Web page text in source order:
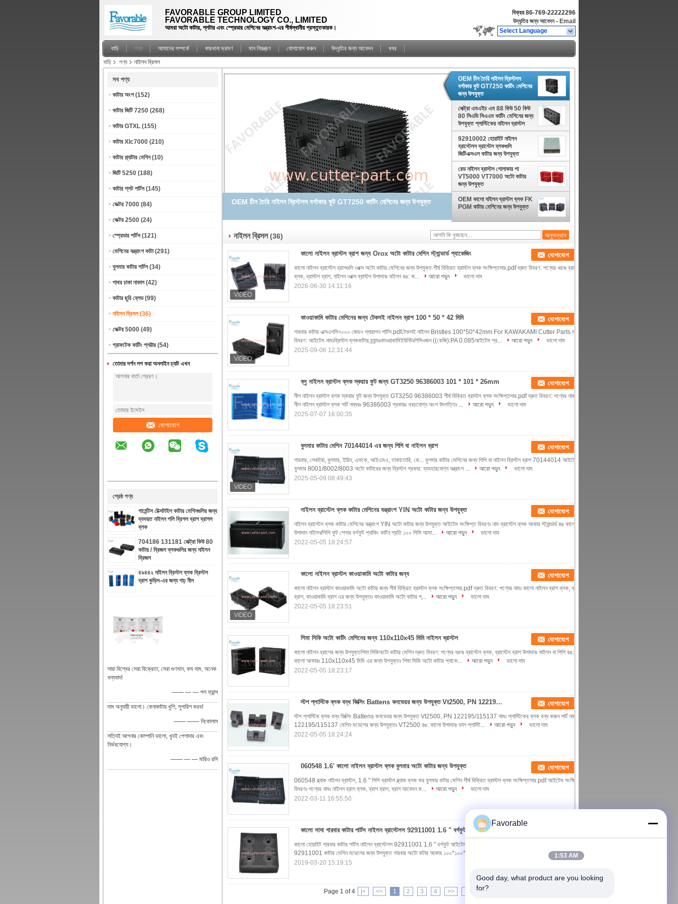
FAVORABLE GROUP LIMITED
FAVORABLE TECHNOLOGY CO., LIMITED
আমরা অটো কাটার, প্লটার এবং স্প্রেডার মেশিনের যন্ত্রাংশ-এর শীর্ষস্থানীয় প্রস্তুতকারক।
বিক্রয়86-769-22222296
উদ্ধৃতির জন্য আবেদন - Email
Select Language
বাড়ি পণ্য আমাদের সম্পর্কে কারখানা ভ্রমণ মান নিয়ন্ত্রণ যোগাযোগ করুন উদ্ধৃতির জন্য আবেদন
খবর
বাড়ি
পণ্য নাইলন ব্রিসল
সব পণ্য
কাটার অংশ (152)
কাটার জিটি 7250 (268)
কাটার GTXL (155)
কাটার Xlc7000 (210)
কাটার প্ল্যাটার মেশিন (10)
জিটি 5250 (188)
কাটার প্লট পার্টস (145)
ভেক্টর 7000 (84)
ভেক্টর 2500 (24)
স্প্রেডার পার্টস (121)
মেশিনের যন্ত্রাংশ কাটা (291)
বুলমার কাটার পার্টস (34)
পাথর চাকা নাকাল (42)
কাটার ছুরি ব্লেড (99)
নাইলন ব্রিসল (36)
ভেক্টর 5000 (49)
গ্রাফটেক কাটিং প্লট্টার (54)
তোমার দর্শন লগ করা অনলাইন চ্যাট এখন
যোগাযোগ
শ্রেষ্ঠ পণ্য
গার্মেন্টস টেক্সটাইল কাটার মেশিনগুলির জন্য
ব্যবহৃত নাইলন পলি ব্রিশল ব্রাশ ব্রাশল
ব্লক
704186 131181 লেক্ট্রা কিউ 80
কাটার / ব্রিজল ব্লকগুলির জন্য নাইলন
ব্রিজল
৪৯৪৪২ নাইলন ব্রিস্টল ব্লক ব্রিস্টল
ব্রাশ কুড়িস-এর জন্য গাঢ় নীল
সারা বিশ্বের সেরা বিক্রেতা, সেরা গুণমান, কম দাম, অনেক
ধন্যবাদ!
—— — — পল ফ্রান্স
দাম অনুযায়ী ভালো। কেনাকাটায় খুশি, সুপারিশ করব!
—— —— নিকোলাস
সত্যিই আপনার কোম্পানি ভালো, খুবই পেশাদার এবং
নির্ভরযোগ্য।
—— — — মারিও রসি
লেক্ট্রা এমএইচ এম 88 কিউ 50 কিউ 80 সিএডি সিএএম কাটিং মেশিনের জন্য উপযুক্ত
OEM চীন তৈরি নাইলন ব্রিস্টলস
বর্গাকার ফুট GT7250 কাটিং মেশিনের
জন্য উপযুক্ত
লেক্ট্রা এমএইচ এম 88 কিউ 50 কিউ
80 সিএডি সিএএম কাটিং মেশিনের জন্য
উপযুক্ত প্লাস্টিকের নাইলন ব্রাস্টল
92910002 হোয়াইট নাইলন
ব্রাস্টেলস ব্রাস্টেল ব্লকগুলি
জিটিএক্সএল কাটার জন্য উপযুক্ত
রেড নাইলন ব্রাস্টল গোলাকার পা
VT5000 VT7000 অটো কাটার
জন্য উপযুক্ত
OEM কালো নাইলন ব্রাস্টল ব্লক FK
PGM কাটার মেশিনের জন্য উপযুক্ত
নাইলন ব্রিসল (36)
কালো নাইলন ব্রাস্টল ব্রাশ জন্য Orox অটো কাটার মেশিন স্ট্যান্ডার্ড প্যাকেজিং যোগাযোগ
কালো নাইলন ব্রাস্টেল ব্রাশগুলি ওরক্স অটো কাটার মেশিনের জন্য উপযুক্ত শীর্ষ বিক্রিত ব্রাস্টল ব্লক সংক্ষিপ্তসার.pdf দ্রুত বিবরণ: পণ্যের ধরনঃ ব্রাস্টল
ব্লক, ব্রাস্টল ব্রাশ, নাইলন ওরক্স ব্রাস্টল উপাদানঃ নাইলন রঙ: ক...
আরো পড়ুন
ভালো দাম
2026-06-30 14:11:16
কাওয়াকামি কাটার মেশিনের জন্য টেকসই নাইলন ব্রাশ 100 * 50 * 42 মিমি যোগাযোগ
গারবার কাটার এক্সএলসি৭০০০ জেড৭ প্যারাগন পার্টস.pdfটেকসই নাইলন Bristles 100*50*42mm For KAWAKAMI Cutter Parts দ্রুত
বিবরণ: আইটেম নামঃব্রিস্টল ব্লককাটার ব্র্যান্ডঃকাওয়াকামিইউনিটঃপিসিওজন ((কেজি):PA 0.085আইটেম প্র...
আরো পড়ুন
ভালো দাম
2025-09-06 12:31:44
ব্লু নাইলন ব্রাস্টল ব্লক স্কয়ার ফুট জন্য GT3250 96386003 101 * 101 * 26mm যোগাযোগ
নীল নাইলন ব্রাস্টল ব্লক স্কয়ার ফুট জন্য উপযুক্ত GT3250 96386003 শীর্ষ বিক্রিত ব্রাস্টল ব্লক সংক্ষিপ্তসার.pdf দ্রুত বিবরণ: পণ্যের নামঃ
নীল নাইলন ব্রাস্টল ব্লক পার্ট নম্বরঃ 96386003 প্রকারঃ খরচযোগ্য অংশ উৎপত্তিঃ ...
আরো পড়ুন
ভালো দাম
2025-07-07 16:00:35
বুলমার কাটার মেশিন 70144014 এর জন্য পিপি বা নাইলন ব্রাশ যোগাযোগ
গারবার, লেকট্রা, বুলমার, ইয়িন, এফকে, আইএমএ, তাকাতোরি, কে... বুলমার কাটার মেশিনের জন্য পিপি বা নাইলন ব্রিস্টল ব্রাশ 70144014 আইটেম:
বুলমার 8001/8002/8003 অটো কাটারের জন্য ব্রিস্টল প্রকার: ব্যবহারযোগ্য যন্ত্রাংশ ...
আরো পড়ুন
ভালো দাম
2025-05-09 08:49:43
নাইলন ব্রাস্টেল ব্লক কাটার মেশিনের যন্ত্রাংশ YIN অটো কাটার জন্য উপযুক্ত যোগাযোগ
নাইলন ব্রাস্টেল ব্লক কাটার মেশিনের যন্ত্রাংশ YIN অটো কাটার জন্য উপযুক্ত আইটেম সংক্ষিপ্ত বিবরণঃ নাম ব্রাস্টেল ব্লক আকার স্ট্যান্ডার্ড রঙ কালো
উপাদান নাইলন/পিপি ফুট শেপার বর্গফুট প্যাকিং কার্টন প্রতি ১০০ পিসি আমা...
আরো পড়ুন
ভালো দাম
2022-05-05 18:24:57
কালো নাইলন ব্রাস্টল কাওয়াকামি অটো কাটার জন্য যোগাযোগ
কালো নাইলন ব্রাস্টল কাওয়াকামি অটো কাটার জন্য শীর্ষ বিক্রিত ব্রাস্টল ব্লক সংক্ষিপ্তসার.pdf দ্রুত বিবরণ: পণ্যের নামঃ কালো নাইলন ব্রাশ ব্লক, ব্রাশ
ব্রাশ, কাওয়াকামি ব্রাশ এর জন্য উপযুক্তঃ কাওয়াকামি অটো কাটার প্...
আরো পড়ুন
ভালো দাম
2022-05-05 18:23:51
শিমা সিকি অটো কাটিং মেশিনের জন্য 110x110x45 মিমি নাইলন ব্রাস্টল যোগাযোগ
কালো নাইলন ব্রাশের জন্য উপযুক্তশিমা সিকিঅটো কাটার মেশিন দ্রুত বিবরণ: পণ্যের ধরনঃ ব্রাস্টেল ব্লক, ব্রাস্টেল ব্রাশ উপাদানঃ নাইলন বা পিপি রঙ:
কালো আকারঃ 110x110x45 মিমি এর জন্য উপযুক্তঃ শিমা সিকি অটো কাটার প্যাকে...
আরো পড়ুন
ভালো দাম
2022-05-05 18:23:17
স্টপ প্লাস্টিক ব্লক বন্ধ ফিক্সিং Battens কনভেয়র জন্য উপযুক্ত Vt2500, PN 122195/115137 যোগাযোগ
স্টপ প্লাস্টিক ব্লক বন্ধ ফিক্সিং Battens কনভেয়র জন্য উপযুক্ত Vt2500, PN 122195/115137 নামঃ প্লাস্টিকের ব্লক বন্ধ করুন পার্ট নম্বরঃ
122195/115137 মেশিন মডেলের জন্য উপযুক্তঃ VT2500 রঙ: কালো উপাদানঃ ভাল প্লাস্টি...
আরো পড়ুন
ভালো দাম
2022-05-05 18:24:24
060548 1.6' কালো নাইলন ব্রাস্টল ব্লক বুলমার অটো কাটার জন্য উপযুক্ত যোগাযোগ
060548 ব্ল্যাক নাইলন ব্রাস্টল, 1.6 " পিপি ব্রাস্টল ব্ল্যাক ব্লক ফর বুলমার কটার মেশিন শীর্ষ বিক্রিত ব্রাস্টল ব্লক সংক্ষিপ্তসার.pdf আইটেম সংক্ষিপ্ত
বিবরণঃ পণ্যের নামঃ নাইলন ব্রাশ ব্লক, ব্রাশ ব্রাশ, ব্রাশ আবেদন ক...
আরো পড়ুন
ভালো দাম
2022-03-11 16:55:50
কালো সাদা গারবার কাটার পার্টস নাইলন ব্রাস্টেলস 92911001 1.6 " বর্গফুট
কালো হোয়াইট গারবার কাটার পার্টস নাইলন ব্রাস্টেলস 92911001 1.6 " বর্গফুট আইটেম সংক্ষিপ্ত বিবরণঃ নাম ব্রাস্টেল ব্লক পার্ট নম্বর
92911001 কাটার মেশিন মডেলের জন্য উপযুক্ত গারবার অটো কটার আকার ১০০*১০০*৪২ মিমি রঙ কা...
ভালো দাম
2019-03-20 15:19:15
Page 1 of 4 |< << 1 2 3 4 >> >|
Favorable
1:53 AM
Good day, what product are you looking
for?